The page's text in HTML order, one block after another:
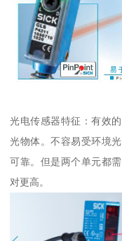
光电传感器特征：有效
光物体。不容易受环境
可靠。但是两个单元都
对更高。